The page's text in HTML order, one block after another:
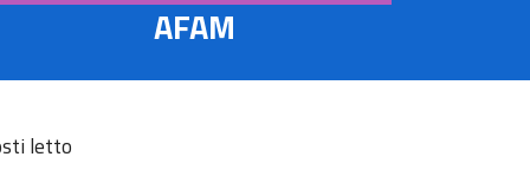
AFAM
letto